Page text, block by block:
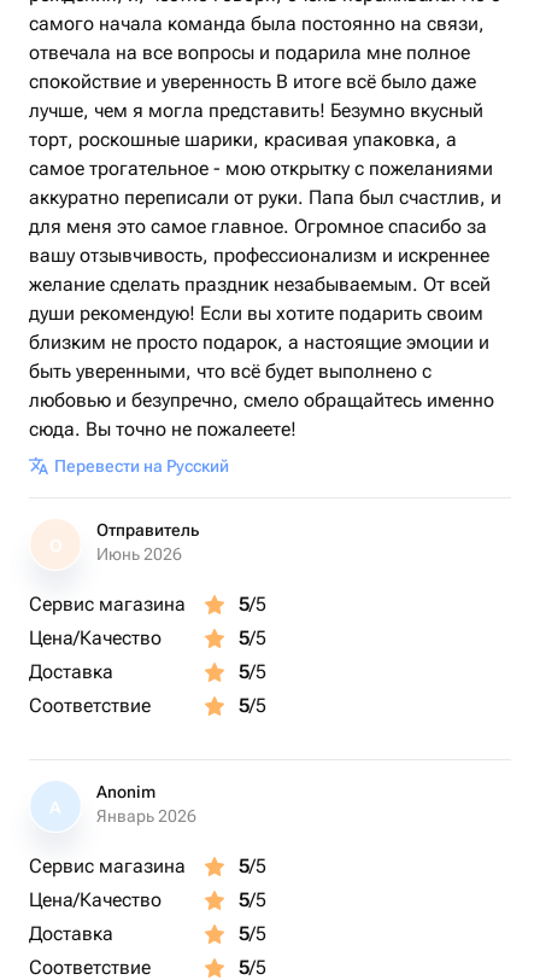
самого начала команда была постоянно на связи,
отвечала на все вопросы и подарила мне полное
спокойствие и уверенность В итоге всё было даже
лучше, чем я могла представить! Безумно вкусный
торт, роскошные шарики, красивая упаковка, а
самое трогательное - мою открытку с пожеланиями
аккуратно переписали от руки. Папа был счастлив, и
для меня это самое главное. Огромное спасибо за
вашу отзывчивость, профессионализм и искреннее
желание сделать праздник незабываемым. От всей
души рекомендую! Если вы хотите подарить своим
близким не просто подарок, а настоящие эмоции и
быть уверенными, что всё будет выполнено с
любовью и безупречно, смело обращайтесь именно
сюда. Вы точно не пожалеете!
Перевести на Русский
О
Отправитель
Июнь 2026
Сервис магазина 5/5
Цена/Качество
5/5
Доставка
5/5
Соответствие
5/5
A
Anonim
Январь 2026
Сервис магазина 5/5
Цена/Качество
5/5
Доставка
5/5
Соответствие
5/5